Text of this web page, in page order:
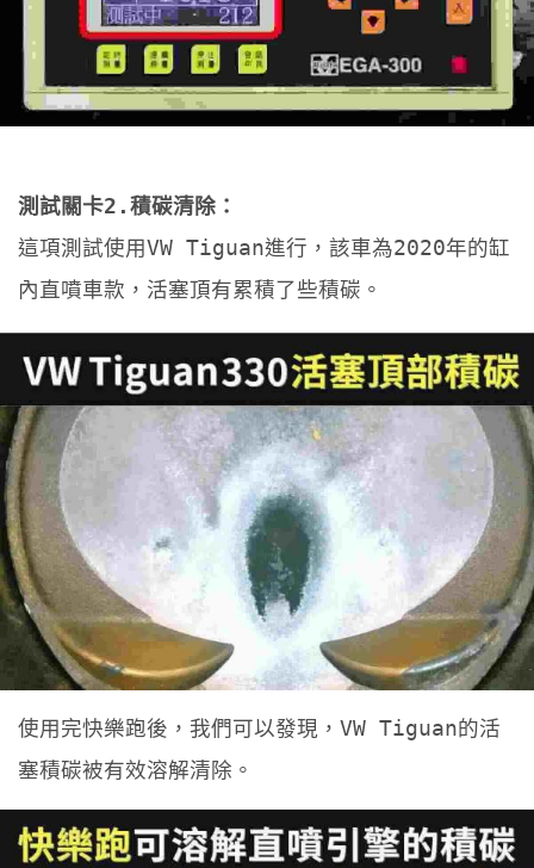
測試關卡2.積碳清除：
這項測試使用VW Tiguan進行，該車為2020年的缸
內直噴車款，活塞頂有累積了些積碳。
使用完快樂跑後，我們可以發現，VW Tiguan的活
塞積碳被有效溶解清除。